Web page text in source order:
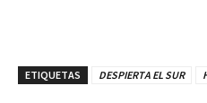
ETIQUETAS DESPIERTA EL SUR